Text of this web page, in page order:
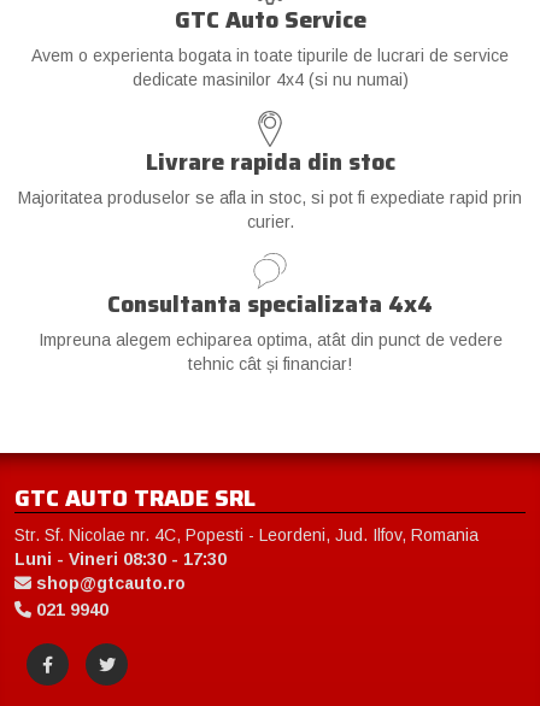
GTC Auto Service
Avem o experienta bogata in toate tipurile de lucrari de service
dedicate masinilor 4x4 (si nu numai)
Livrare rapida din stoc
Majoritatea produselor se afla in stoc, si pot fi expediate rapid prin
curier.
Consultanta specializata 4x4
Impreuna alegem echiparea optima, atât din punct de vedere
tehnic cât și financiar!
GTC AUTO TRADE SRL
Str. Sf. Nicolae nr. 4C, Popesti - Leordeni, Jud. Ilfov, Romania
Luni - Vineri 08:30 - 17:30
shop@gtcauto.ro
021 9940